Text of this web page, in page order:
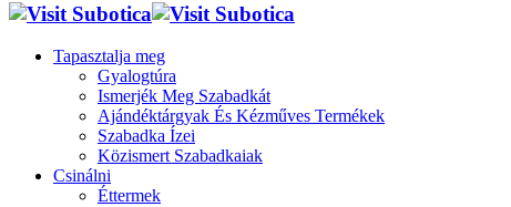
Tapasztalja meg
Gyalogtúra
Ismerjék Meg Szabadkát
Ajándéktárgyak És Kézműves Termékek
Szabadka Ízei
Közismert Szabadkaiak
Csinálni
Éttermek